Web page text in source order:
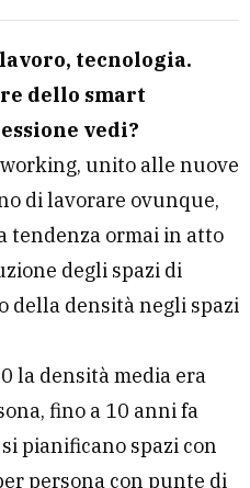
tecnologia.
dello smart
vedi?
unito alle nuove
di lavorare ovunque,
tendenza ormai in atto
degli spazi di
della densità negli spazi
la densità media era
fino a 10 anni fa
pianificano spazi con
persona con punte di